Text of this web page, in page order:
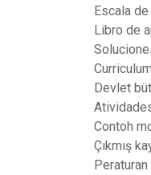
Escala
Libro de
Devlet
Contoh
Çıkmış